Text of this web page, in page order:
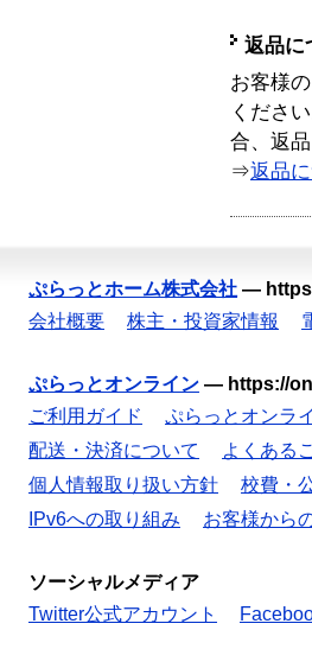
返品に
お客様
くださ
合、返
⇒返品
ぷらっとホーム株式会社 —
会社概要
株主・投資家情報
ぷらっとオンライン — https://
ご利用ガイド
ぷらっとオンラ
配送・決済について
よくある
個人情報取り扱い方針
校費・
IPv6への取り組み
お客様から
ソーシャルメディア
Twitter公式アカウント